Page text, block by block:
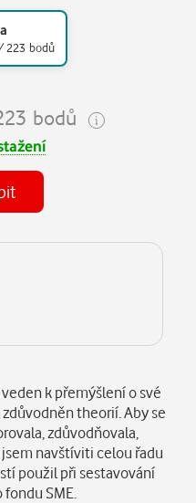
223 bodů
bodů
k přemýšlení o své
theorií. Aby se
zdůvodňovala,
navštíviti celou řadu
použil při sestavování
SME.